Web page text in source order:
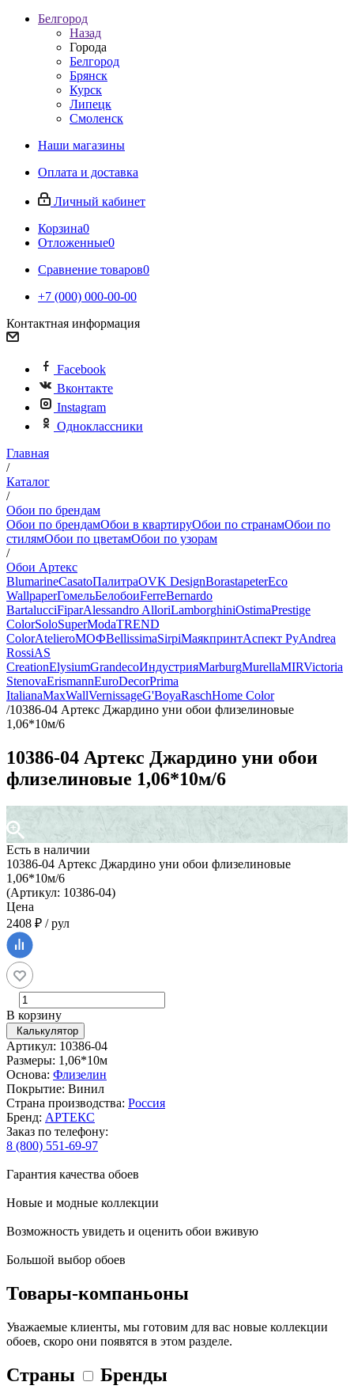
Белгород
Назад
Города
Белгород
Брянск
Курск
Липецк
Смоленск
Наши магазины
Оплата и доставка
Личный кабинет
Корзина0
Отложенные0
Сравнение товаров0
+7 (000) 000-00-00
Контактная информация
Facebook
Вконтакте
Instagram
Одноклассники
Главная
/
Каталог
/
Обои по брендам
Обои по брендамОбои в квартируОбои по странамОбои по
стилямОбои по цветамОбои по узорам
/
Обои Артекс
BlumarineCasatoПалитраOVK DesignBorastapeterEco
WallpaperГомельБелобоиFerreBernardo
BartalucciFiparAlessandro AlloriLamborghiniOstimaPrestige
ColorSoloSuperModaTREND
ColorAtelieroМОФBellissimaSirpiМаякпринтАспект РуAndrea
RossiAS
CreationElysiumGrandecoИндустрияMarburgMurellaMIRVictoria
StenovaErismannEuroDecorPrima
ItalianaMaxWallVernissageG'BoyaRaschHome Color
/10386-04 Артекс Джардино уни обои флизелиновые
1,06*10м/6
10386-04 Артекс Джардино уни обои
флизелиновые 1,06*10м/6
Есть в наличии
10386-04 Артекс Джардино уни обои флизелиновые
1,06*10м/6
(Артикул: 10386-04)
Цена
2408 ₽ / рул
В корзину
Калькулятор
Артикул: 10386-04
Размеры: 1,06*10м
Основа: Флизелин
Покрытие: Винил
Страна производства: Россия
Бренд: АРТЕКС
Заказ по телефону:
8 (800) 551-69-97
Гарантия качества обоев
Новые и модные коллекции
Возможность увидеть и оценить обои вживую
Большой выбор обоев
Товары-компаньоны
Уважаемые клиенты, мы готовим для вас новые коллекции
обоев, скоро они появятся в этом разделе.
Страны Бренды